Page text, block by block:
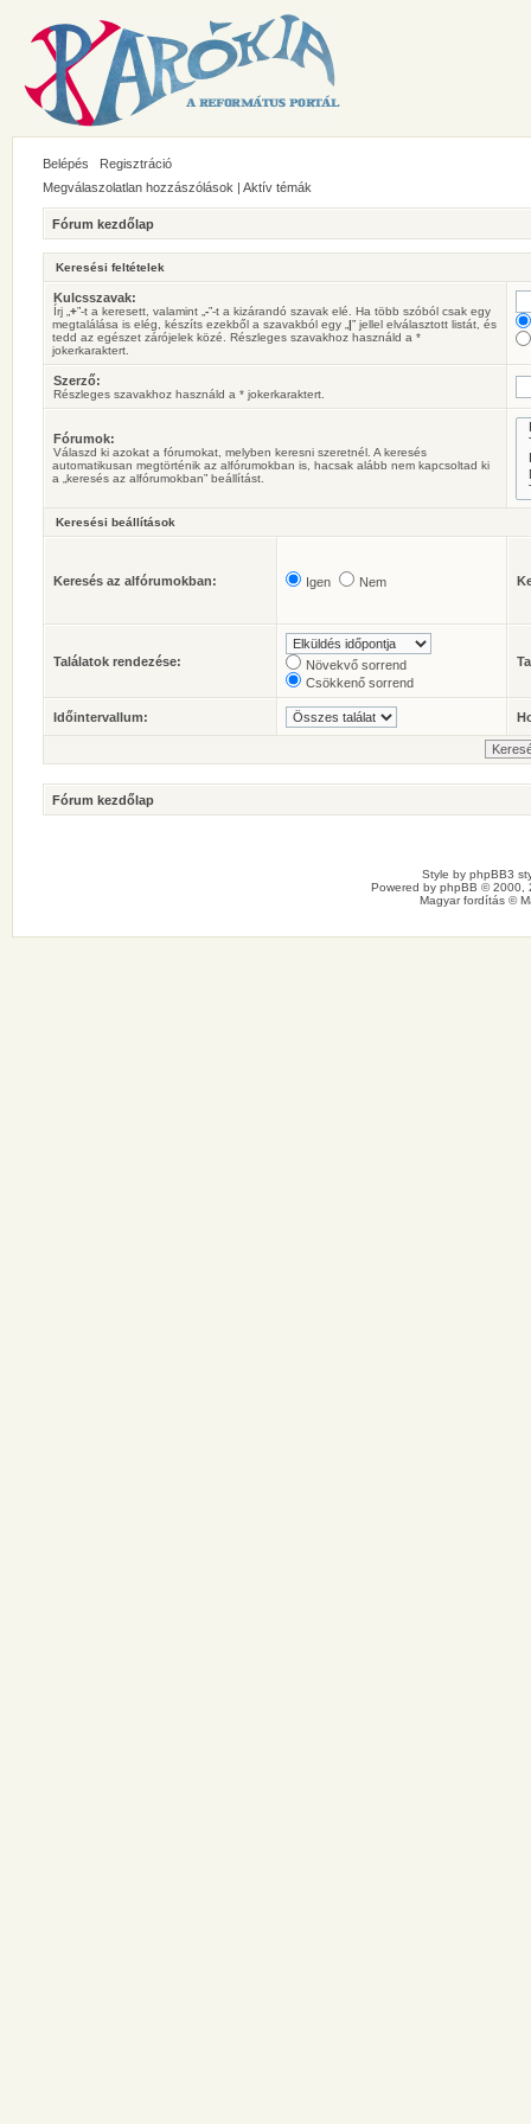
Belépés
Regisztráció
Megválaszolatlan hozzászólások | Aktív témák
Fórum kezdőlap
Keresési feltételek
Kulcsszavak:
Írj „ +”-t a keresett, valamint „ -”-t a kizárandó szavak elé. Ha több szóból csak egy
megtalálása is elég, készíts ezekből a szavakból egy „ |” jellel elválasztott listát, és
tedd az egészet zárójelek közé. Részleges szavakhoz használd a *
jokerkaraktert.
Szerző:
Részleges szavakhoz használd a * jokerkaraktert.
Fórumok:
Válaszd ki azokat a fórumokat, melyben keresni szeretnél. A keresés
automatikusan megtörténik az alfórumokban is, hacsak alább nem kapcsoltad ki
a „keresés az alfórumokban” beállítást.
Keresési beállítások
Keresés az alfórumokban: Igen Nem
Találatok rendezése:
Növekvő sorrend
Csökkenő sorrend
Időintervallum:
Fórum kezdőlap
Style by phpBB3
Powered by phpBB © 2000,
Magyar fordítás ©